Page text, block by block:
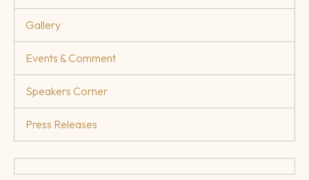
Gallery
Events & Comment
Speakers Corner
Press Releases